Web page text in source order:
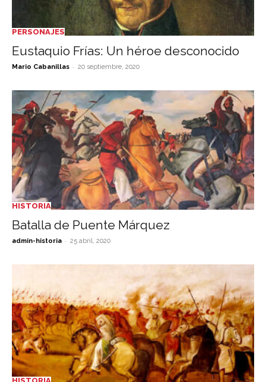
PERSONAJES
Eustaquio Frías: Un héroe desconocido
Mario Cabanillas - 20 septiembre, 2020
HISTORIA
Batalla de Puente Márquez
admin-historia - 25 abril, 2020